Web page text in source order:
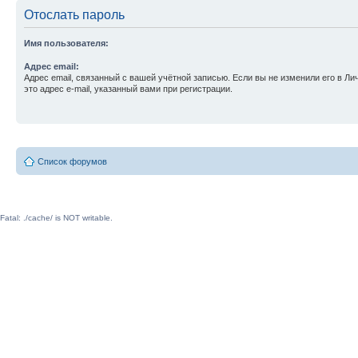
Отослать пароль
Имя пользователя:
Адрес email:
Адрес email, связанный с вашей учётной записью. Если вы не изменили его в
это адрес e-mail, указанный вами при регистрации.
Список форумов
Fatal: ./cache/ is NOT writable.